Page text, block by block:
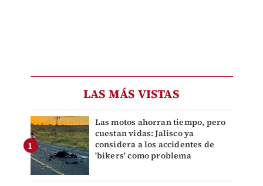
LAS MÁS VISTAS
Las motos ahorran tiempo, pero
cuestan vidas: Jalisco ya
considera a los accidentes de
'bikers' como problema